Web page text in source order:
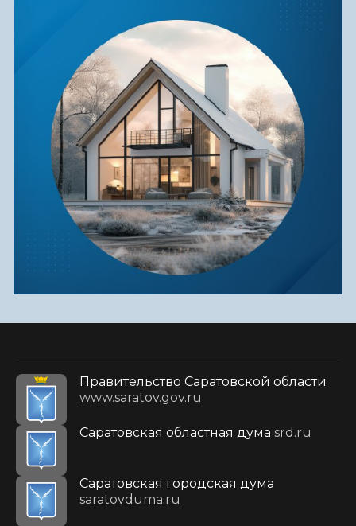
Правительство Саратовской области
www.saratov.gov.ru
Саратовская областная дума srd.ru
Саратовская городская дума
saratovduma.ru